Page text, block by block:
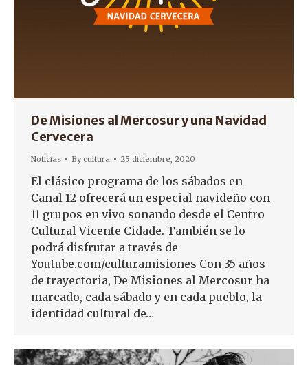
De Misiones al Mercosur y una Navidad
Cervecera
Noticias Bycultura 25 diciembre, 2020
El clásico programa de los sábados en
Canal 12 ofrecerá un especial navideño con
11 grupos en vivo sonando desde el Centro
Cultural Vicente Cidade. También se lo
podrá disfrutar a través de
Youtube.com/culturamisiones Con 35 años
de trayectoria, De Misiones al Mercosur ha
marcado, cada sábado y en cada pueblo, la
identidad cultural de…